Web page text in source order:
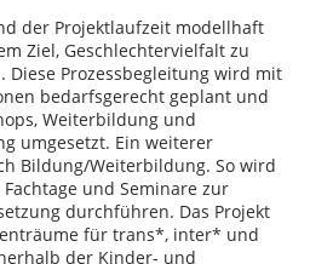
der Projektlaufzeit modellhaft
Ziel, Geschlechtervielfalt zu
Prozessbegleitung wird mit
bedarfsgerecht geplant und
Weiterbildung und
umgesetzt. Ein weiterer
Bildung/Weiterbildung. So wird
und Seminare zur
durchführen. Das Projekt
für trans*, inter* und
der Kinder- und